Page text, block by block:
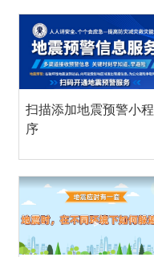
扫描添加地震预警小程
序